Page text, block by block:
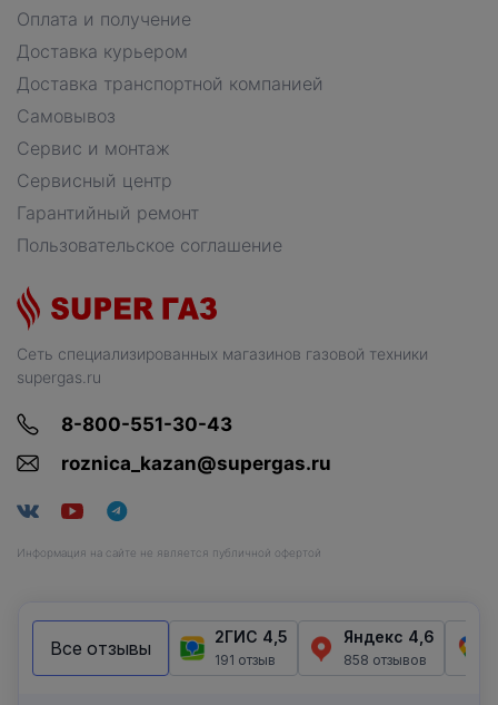
Сеть специализированных магазинов газовой техники
supergas.ru
8-800-551-30-43
roznica_kazan@supergas.ru
Информация на сайте не является публичной офертой
Оплата и получение
Доставка курьером
Доставка транспортной компанией
Самовывоз
Сервис и монтаж
Сервисный центр
Гарантийный ремонт
Пользовательское соглашение